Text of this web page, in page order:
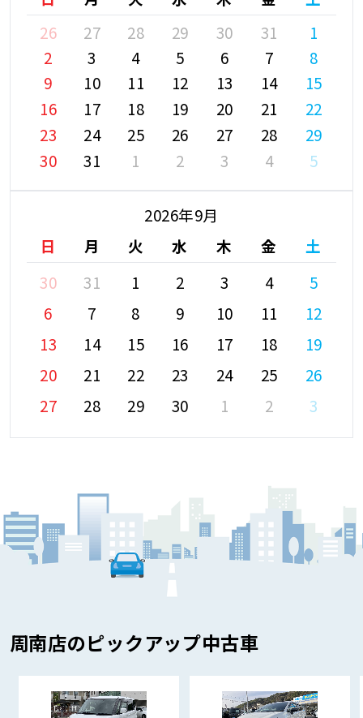
26
27 28 29 30 31
1
2
3 4 5 6 7
8
9
10 11 12 13 14
15
16
17 18 19 20 21
22
23
24 25 26 27 28
29
30
31 1 2 3 4 5
2026年9月
日
月 火 水 木 金
土
30
31 1 2 3 4
5
6
7 8 9 10 11
12
13
14 15 16 17 18
19
20
21 22 23 24 25
26
27
28 29 30 1 2 3
周南店のピックアップ中古車